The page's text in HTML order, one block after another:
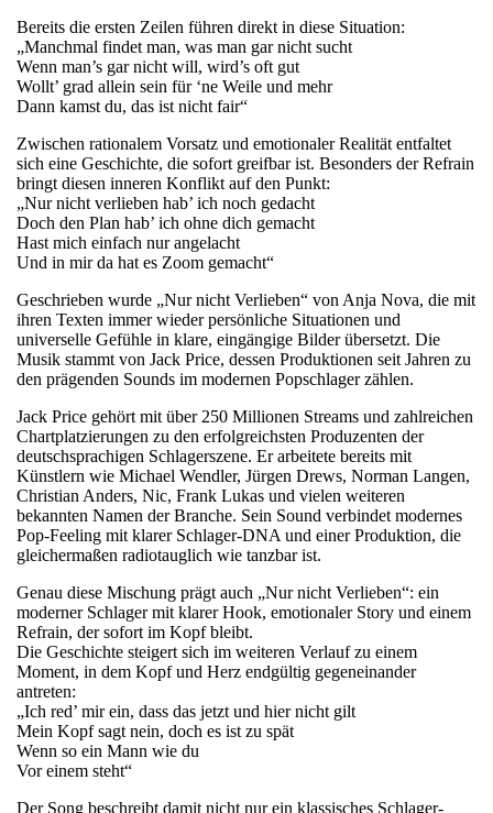
Bereits die ersten Zeilen führen direkt in diese Situation:
„Manchmal findet man, was man gar nicht sucht
Wenn man’s gar nicht will, wird’s oft gut
Wollt’ grad allein sein für ‘ne Weile und mehr
Dann kamst du, das ist nicht fair“
Zwischen rationalem Vorsatz und emotionaler Realität entfaltet
sich eine Geschichte, die sofort greifbar ist. Besonders der Refrain
bringt diesen inneren Konflikt auf den Punkt:
„Nur nicht verlieben hab’ ich noch gedacht
Doch den Plan hab’ ich ohne dich gemacht
Hast mich einfach nur angelacht
Und in mir da hat es Zoom gemacht“
Geschrieben wurde „Nur nicht Verlieben“ von Anja Nova, die mit
ihren Texten immer wieder persönliche Situationen und
universelle Gefühle in klare, eingängige Bilder übersetzt. Die
Musik stammt von Jack Price, dessen Produktionen seit Jahren zu
den prägenden Sounds im modernen Popschlager zählen.
Jack Price gehört mit über 250 Millionen Streams und zahlreichen
Chartplatzierungen zu den erfolgreichsten Produzenten der
deutschsprachigen Schlagerszene. Er arbeitete bereits mit
Künstlern wie Michael Wendler, Jürgen Drews, Norman Langen,
Christian Anders, Nic, Frank Lukas und vielen weiteren
bekannten Namen der Branche. Sein Sound verbindet modernes
Pop-Feeling mit klarer Schlager-DNA und einer Produktion, die
gleichermaßen radiotauglich wie tanzbar ist.
Genau diese Mischung prägt auch „Nur nicht Verlieben“: ein
moderner Schlager mit klarer Hook, emotionaler Story und einem
Refrain, der sofort im Kopf bleibt.
Die Geschichte steigert sich im weiteren Verlauf zu einem
Moment, in dem Kopf und Herz endgültig gegeneinander
antreten:
„Ich red’ mir ein, dass das jetzt und hier nicht gilt
Mein Kopf sagt nein, doch es ist zu spät
Wenn so ein Mann wie du
Vor einem steht“
Der Song beschreibt damit nicht nur ein klassisches Schlager-